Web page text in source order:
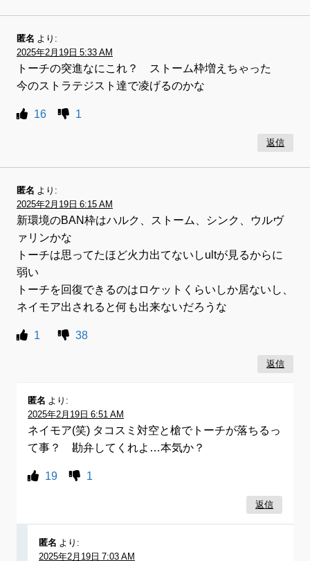
匿名
より:
2025年2月19日 5:33 AM
トーチの突進なにこれ？ ストーム枠増えちゃった
今のストラテジスト達で凌げるのかな
16 1
返信
匿名
より:
2025年2月19日 6:15 AM
新環境のBAN枠はハルク、ストーム、シンク、ウルヴ
ァリンかな
トーチは思ってたほど火力出てないしultが見るからに
弱い
トーチを回復できるのはロケットくらいしか居ないし、
ネイモア出されると何も出来ないだろうな
1 38
返信
匿名
より:
2025年2月19日 6:51 AM
ネイモア(笑) タコスミ対空と槍でトーチが落ちるっ
て事？ 勘弁してくれよ…本気か？
19 1
返信
匿名
より:
2025年2月19日 7:03 AM